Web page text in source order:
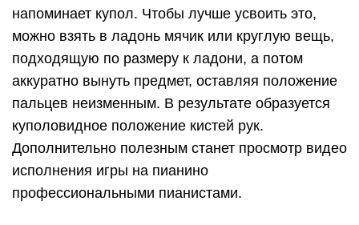
напоминает купол. Чтобы лучше усвоить это,
можно взять в ладонь мячик или круглую вещь,
подходящую по размеру к ладони, а потом
аккуратно вынуть предмет, оставляя положение
пальцев неизменным. В результате образуется
куполовидное положение кистей рук.
Дополнительно полезным станет просмотр видео
исполнения игры на пианино
профессиональными пианистами.